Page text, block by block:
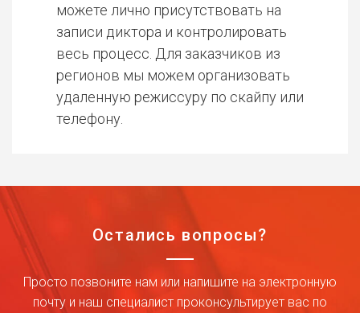
можете лично присутствовать на
записи диктора и контролировать
весь процесс. Для заказчиков из
регионов мы можем организовать
удаленную режиссуру по скайпу или
телефону.
Остались вопросы?
Просто позвоните нам или напишите на электронную
почту и наш специалист проконсультирует вас по